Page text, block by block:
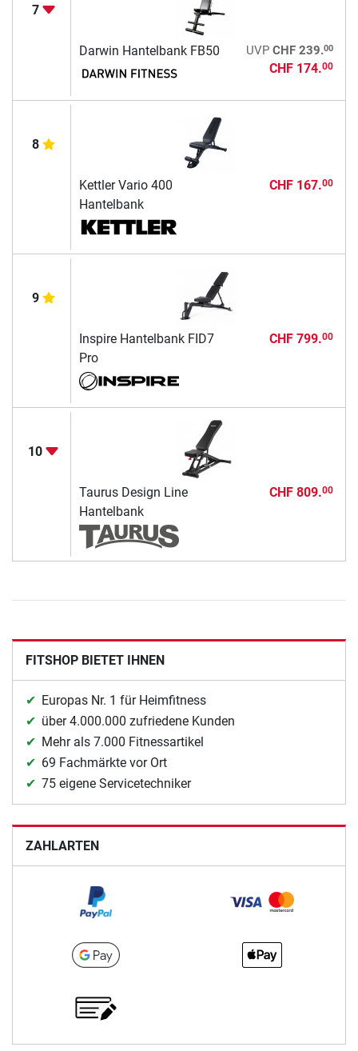
7
Darwin Hantelbank FB50 UVP CHF 239.00
CHF 174.00
8
Kettler Vario 400
Hantelbank
CHF 167.00
9
Inspire Hantelbank FID7
Pro
CHF 799.00
10
Taurus Design Line
Hantelbank
CHF 809.00
FITSHOP BIETET IHNEN
Europas Nr. 1 für Heimfitness
über 4.000.000 zufriedene Kunden
Mehr als 7.000 Fitnessartikel
69 Fachmärkte vor Ort
75 eigene Servicetechniker
ZAHLARTEN